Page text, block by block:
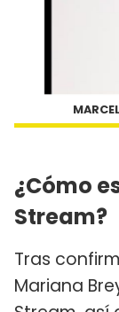
¿Cómo
Stream?
Tras
Mariana